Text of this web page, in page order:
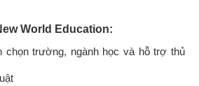
World Education:
chọn trường, ngành học và hỗ trợ thủ